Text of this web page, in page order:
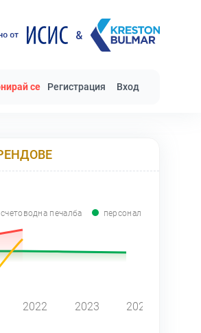
се Регистрация Вход
счетоводна печалба персонал
2022 2023 2024